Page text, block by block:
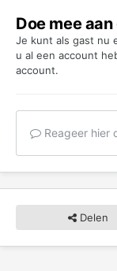
Doe mee
Je kunt als gast nu
u al een account
account.
Reageer hier
Delen